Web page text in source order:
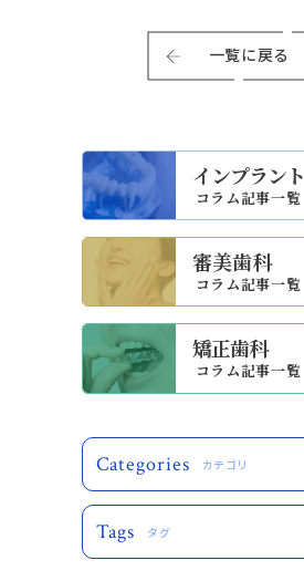
一覧に戻る
インプラント
コラム記事一覧
審美歯科
コラム記事一覧
矯正歯科
コラム記事一覧
Categories カテゴリ
Tags タグ